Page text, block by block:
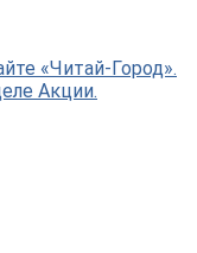
«Читай-Город».
Акции.